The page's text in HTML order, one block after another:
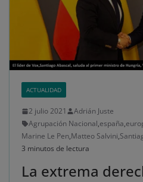
ACTUALIDAD
2 julio 2021
Adrián Juste
Agrupación Nacional,españa,
Marine Le Pen,Matteo Salvini,
3 minutos de lectura
La extrema